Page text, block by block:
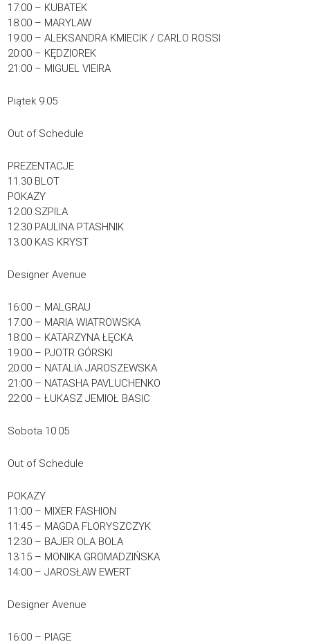
17:00 – KUBATEK
18:00 – MARYLAW
19:00 – ALEKSANDRA KMIECIK / CARLO ROSSI
20:00 – KĘDZIOREK
21:00 – MIGUEL VIEIRA
Piątek 9.05
Out of Schedule
PREZENTACJE
11.30 BLOT
POKAZY
12.00 SZPILA
12.30 PAULINA PTASHNIK
13.00 KAS KRYST
Designer Avenue
16:00 – MALGRAU
17.00 – MARIA WIATROWSKA
18:00 – KATARZYNA ŁĘCKA
19:00 – PJOTR GÓRSKI
20:00 – NATALIA JAROSZEWSKA
21:00 – NATASHA PAVLUCHENKO
22:00 – ŁUKASZ JEMIOŁ BASIC
Sobota 10.05
Out of Schedule
POKAZY
11:00 – MIXER FASHION
11:45 – MAGDA FLORYSZCZYK
12:30 – BAJER OLA BOLA
13:15 – MONIKA GROMADZIŃSKA
14:00 – JAROSŁAW EWERT
Designer Avenue
16:00 – PIAGE